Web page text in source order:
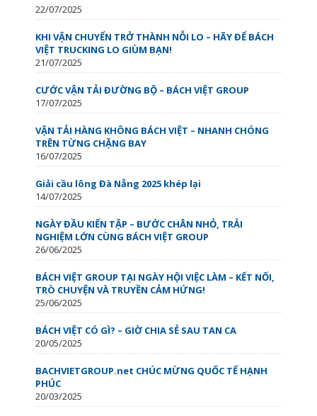
22/07/2025
KHI VẬN CHUYỂN TRỞ THÀNH NỖI LO – HÃY ĐỂ BÁCH
VIỆT TRUCKING LO GIÙM BẠN!
21/07/2025
CƯỚC VẬN TẢI ĐƯỜNG BỘ – BÁCH VIỆT GROUP
17/07/2025
VẬN TẢI HÀNG KHÔNG BÁCH VIỆT – NHANH CHÓNG
TRÊN TỪNG CHẶNG BAY
16/07/2025
Giải cầu lông Đà Nẵng 2025 khép lại
14/07/2025
NGÀY ĐẦU KIẾN TẬP – BƯỚC CHÂN NHỎ, TRẢI
NGHIỆM LỚN CÙNG BÁCH VIỆT GROUP
26/06/2025
BÁCH VIỆT GROUP TẠI NGÀY HỘI VIỆC LÀM – KẾT NỐI,
TRÒ CHUYỆN VÀ TRUYỀN CẢM HỨNG!
25/06/2025
BÁCH VIỆT CÓ GÌ? – GIỜ CHIA SẺ SAU TAN CA
20/05/2025
BACHVIETGROUP.net CHÚC MỪNG QUỐC TẾ HẠNH
PHÚC
20/03/2025